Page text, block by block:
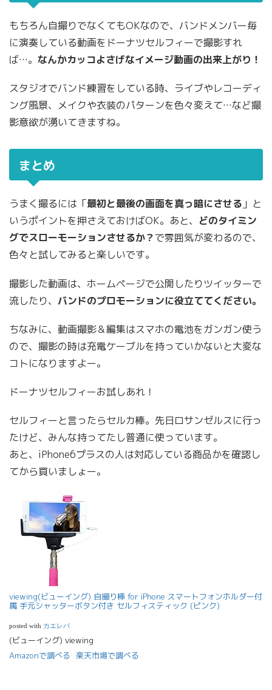
もちろん自撮りでなくてもOKなので、バンドメンバー毎
に演奏している動画をドーナツセルフィーで撮影すれ
ば…。 なんかカッコよさげなイメージ動画の出来上がり！
スタジオでバンド練習をしている時、ライブやレコーディ
ング風景、メイクや衣装のパターンを色々変えて…など撮
影意欲が湧いてきますね。
まとめ
うまく撮るには「最初と最後の画面を真っ暗にさせる 」と
いうポイントを押さえておけばOK。あと、 どのタイミン
グでスローモーションさせるか？で雰囲気が変わるので、
色々と試してみると楽しいです。
撮影した動画は、ホームページで公開したりツイッターで
流したり、 バンドのプロモーションに役立ててください。
ちなみに、動画撮影＆編集はスマホの電池をガンガン使う
ので、撮影の時は充電ケーブルを持っていかないと大変な
コトになりますよー。
ドーナツセルフィーお試しあれ！
セルフィーと言ったらセルカ棒。先日ロサンゼルスに行っ
たけど、みんな持ってたし普通に使っています。
あと、iPhone6プラスの人は対応している商品かを確認し
てから買いましょー。
viewing(ビューイング) 自撮り棒 for iPhone スマートフォンホルダー付
属 手元シャッターボタン付き セルフィスティック (ピンク)
posted with カエレバ
(ビューイング) viewing
Amazonで調べる 楽天市場で調べる